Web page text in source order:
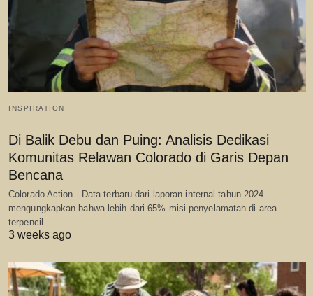
INSPIRATION
Di Balik Debu dan Puing: Analisis Dedikasi
Komunitas Relawan Colorado di Garis Depan
Bencana
Colorado Action - Data terbaru dari laporan internal tahun 2024
mengungkapkan bahwa lebih dari 65% misi penyelamatan di area
terpencil…
3 weeks ago